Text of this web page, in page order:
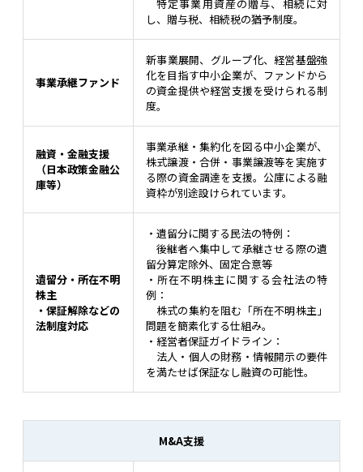
特定事業用資産の贈与、相続に対
し、贈与税、相続税の猶予制度。
事業承継ファンド
新事業展開、グループ化、経営基盤強
化を目指す中小企業が、ファンドから
の資金提供や経営支援を受けられる制
度。
融資・金融支援
（日本政策金融公
庫等）
事業承継・集約化を図る中小企業が、
株式譲渡・合併・事業譲渡等を実施す
る際の資金調達を支援。公庫による融
資枠が別途設けられています。
遺留分・所在不明
株主
・保証解除などの
法制度対応
・遺留分に関する民法の特例：
後継者へ集中して承継させる際の遺
留分算定除外、固定合意等
・所在不明株主に関する会社法の特
例：
株式の集約を阻む「所在不明株主」
問題を簡素化する仕組み。
・経営者保証ガイドライン：
法人・個人の財務・情報開示の要件
を満たせば保証なし融資の可能性。
M&A支援